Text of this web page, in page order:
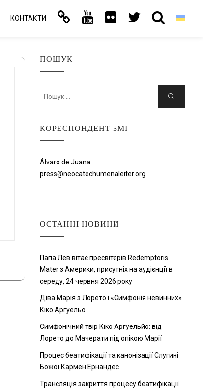
КОНТАКТИ
ПОШУК
Шукати:
Пошук
КОРЕСПОНДЕНТ ЗМІ
Álvaro de Juana
press@neocatechumenaleiter.org
ОСТАННІ НОВИНИ
Папа Лев вітає пресвітерів Redemptoris
Mater з Америки, присутніх на аудієнції в
середу, 24 червня 2026 року
Діва Марія з Лорето і «Симфонія невинних»
Кіко Аргуельо
Симфонічний твір Кіко Аргуельйо: від
Лорето до Мачерати під опікою Марії
Процес беатифікації та канонізації Слугині
Божої Кармен Ернандес
Трансляція закриття процесу беатифікації